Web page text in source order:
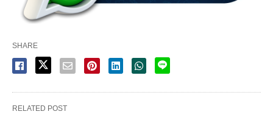
SHARE
RELATED POST